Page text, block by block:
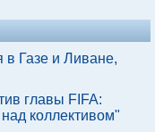
в Газе и Ливане,
главы FIFA:
коллективом"